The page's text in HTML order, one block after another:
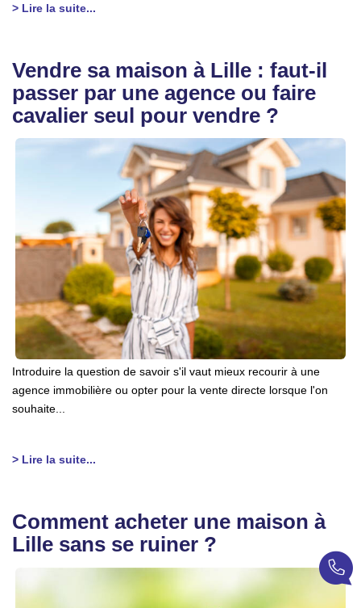
> Lire la suite...
Vendre sa maison à Lille : faut-il
passer par une agence ou faire
cavalier seul pour vendre ?
Introduire la question de savoir s'il vaut mieux recourir à une
agence immobilière ou opter pour la vente directe lorsque l'on
souhaite...
> Lire la suite...
Comment acheter une maison à
Lille sans se ruiner ?